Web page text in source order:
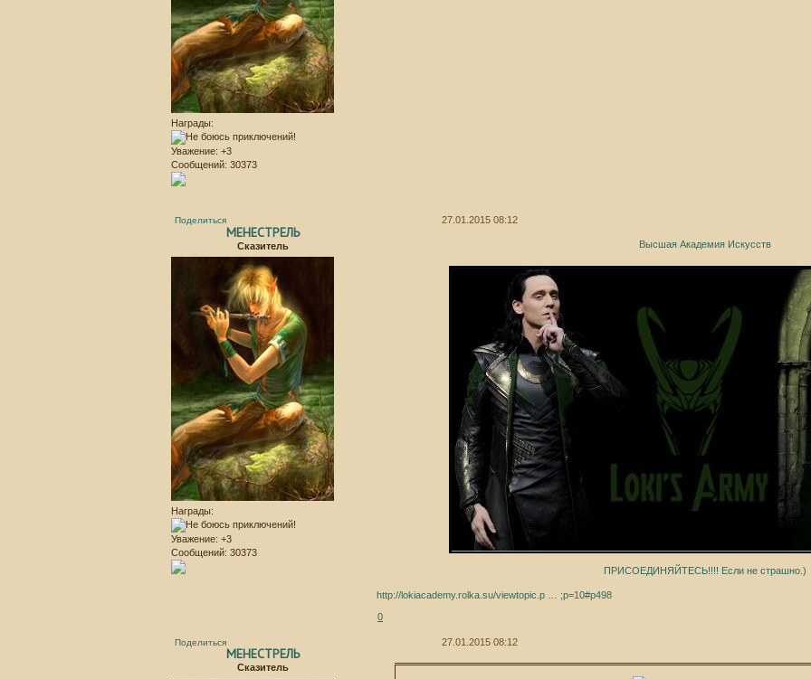
Награды:
Уважение: +3
Сообщений: 30373
Поделиться 27.01.2015 08:12
МЕНЕСТРЕЛЬ
Сказитель
Награды:
Уважение: +3
Сообщений: 30373
Высшая Академия Искусств
ПРИСОЕДИНЯЙТЕСЬ!!!! Если не страшно.)
http://lokiacademy.rolka.su/viewtopic.p … ;p=10#p498
0
Поделиться 27.01.2015 08:12
МЕНЕСТРЕЛЬ
Сказитель